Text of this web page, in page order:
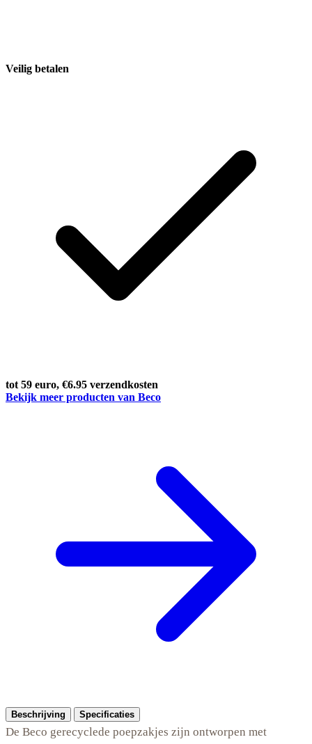
Veilig betalen
tot 59 euro, €6.95 verzendkosten
Bekijk meer producten van Beco
Beschrijving Specificaties
De Beco gerecyclede poepzakjes zijn ontworpen met